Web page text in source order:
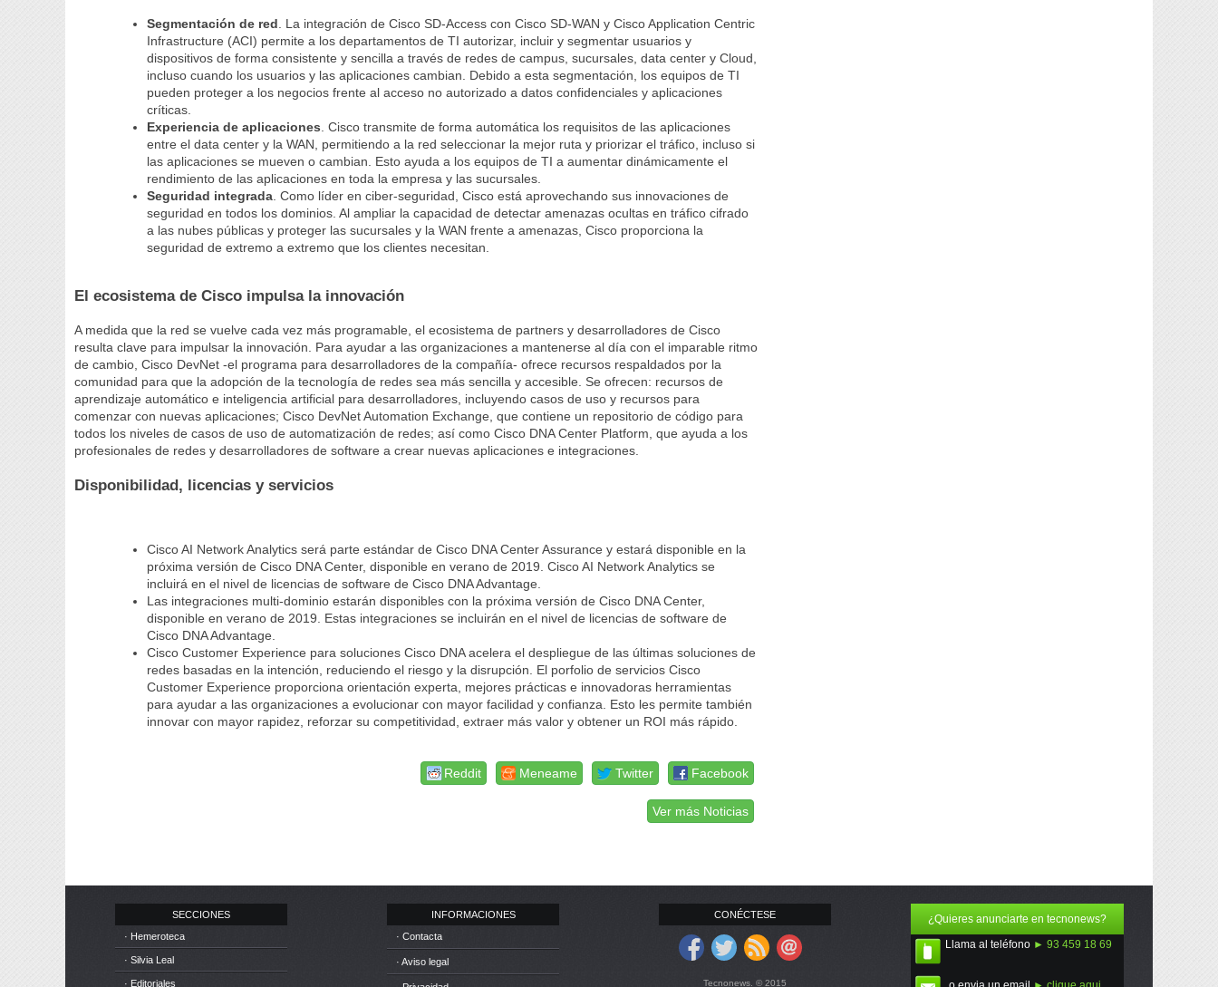
Segmentación de red . La integración de Cisco SD-Access con Cisco SD-WAN y Cisco Application Centric
Infrastructure (ACI) permite a los departamentos de TI autorizar, incluir y segmentar usuarios y
dispositivos de forma consistente y sencilla a través de redes de campus, sucursales, data center y Cloud,
incluso cuando los usuarios y las aplicaciones cambian. Debido a esta segmentación, los equipos de TI
pueden proteger a los negocios frente al acceso no autorizado a datos confidenciales y aplicaciones
críticas.
Experiencia de aplicaciones . Cisco transmite de forma automática los requisitos de las aplicaciones
entre el data center y la WAN, permitiendo a la red seleccionar la mejor ruta y priorizar el tráfico, incluso si
las aplicaciones se mueven o cambian. Esto ayuda a los equipos de TI a aumentar dinámicamente el
rendimiento de las aplicaciones en toda la empresa y las sucursales.
Seguridad integrada . Como líder en ciber-seguridad, Cisco está aprovechando sus innovaciones de
seguridad en todos los dominios. Al ampliar la capacidad de detectar amenazas ocultas en tráfico cifrado
a las nubes públicas y proteger las sucursales y la WAN frente a amenazas, Cisco proporciona la
seguridad de extremo a extremo que los clientes necesitan.
El ecosistema de Cisco impulsa la innovación
A medida que la red se vuelve cada vez más programable, el ecosistema de partners y desarrolladores de Cisco
resulta clave para impulsar la innovación. Para ayudar a las organizaciones a mantenerse al día con el imparable ritmo
de cambio, Cisco DevNet -el programa para desarrolladores de la compañía- ofrece recursos respaldados por la
comunidad para que la adopción de la tecnología de redes sea más sencilla y accesible. Se ofrecen: recursos de
aprendizaje automático e inteligencia artificial para desarrolladores, incluyendo casos de uso y recursos para
comenzar con nuevas aplicaciones; Cisco DevNet Automation Exchange, que contiene un repositorio de código para
todos los niveles de casos de uso de automatización de redes; así como Cisco DNA Center Platform, que ayuda a los
profesionales de redes y desarrolladores de software a crear nuevas aplicaciones e integraciones.
Disponibilidad, licencias y servicios
Cisco AI Network Analytics será parte estándar de Cisco DNA Center Assurance y estará disponible en la
próxima versión de Cisco DNA Center, disponible en verano de 2019. Cisco AI Network Analytics se
incluirá en el nivel de licencias de software de Cisco DNA Advantage.
Las integraciones multi-dominio estarán disponibles con la próxima versión de Cisco DNA Center,
disponible en verano de 2019. Estas integraciones se incluirán en el nivel de licencias de software de
Cisco DNA Advantage.
Cisco Customer Experience para soluciones Cisco DNA acelera el despliegue de las últimas soluciones de
redes basadas en la intención, reduciendo el riesgo y la disrupción. El porfolio de servicios Cisco
Customer Experience proporciona orientación experta, mejores prácticas e innovadoras herramientas
para ayudar a las organizaciones a evolucionar con mayor facilidad y confianza. Esto les permite también
innovar con mayor rapidez, reforzar su competitividad, extraer más valor y obtener un ROI más rápido.
Facebook
Twitter
Meneame
Reddit
Ver más Noticias
SECCIONES
· Hemeroteca
· Silvia Leal
· Editoriales
INFORMACIONES
· Contacta
· Aviso legal
CONÉCTESE
Tecnonews. © 2015
¿Quieres anunciarte en tecnonews?
Llama al teléfono ► 93 459 18 69